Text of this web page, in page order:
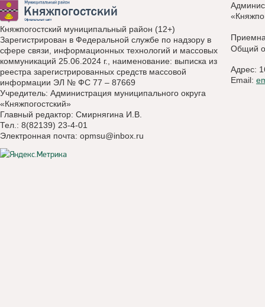
Княжпогостский муниципальный район (12+)
Зарегистрирован в Федеральной службе по надзору в
сфере связи, информационных технологий и массовых
коммуникаций 25.06.2024 г., наименование: выписка из
реестра зарегистрированных средств массовой
информации ЭЛ № ФС 77 – 87669
Учредитель: Администрация муниципального округа
«Княжпогостский»
Главный редактор: Смирнягина И.В.
Тел.: 8(82139) 23-4-01
Электронная почта: opmsu@inbox.ru
Общий
Адрес:
Email: